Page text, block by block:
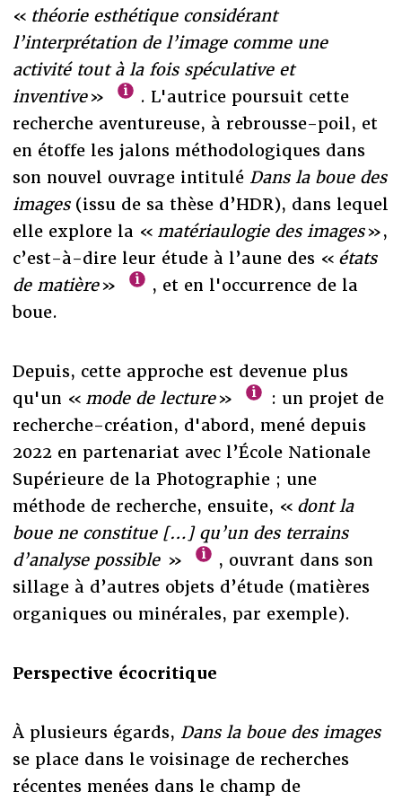
« théorie esthétique considérant
l’interprétation de l’image comme une
activité tout à la fois spéculative et
inventive»
. L'autrice poursuit cette
recherche aventureuse, à rebrousse-poil, et
en étoffe les jalons méthodologiques dans
son nouvel ouvrage intitulé Dans la boue des
images(issu de sa thèse d’HDR), dans lequel
elle explore la « matériaulogie des images»,
c’est-à-dire leur étude à l’aune des « états
de matière»
, et en l'occurrence de la
boue.
Depuis, cette approche est devenue plus
qu'un « mode de lecture»
: un projet de
recherche-création, d'abord, mené depuis
2022 en partenariat avec l’École Nationale
Supérieure de la Photographie ; une
méthode de recherche, ensuite, « dont la
boue ne constitue […] qu’un des terrains
d’analyse possible »
, ouvrant dans son
sillage à d’autres objets d’étude (matières
organiques ou minérales, par exemple).
Perspective écocritique
À plusieurs égards, Dans la boue des images
se place dans le voisinage de recherches
récentes menées dans le champ de